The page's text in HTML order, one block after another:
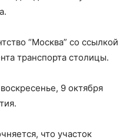
“Москва” со ссылкой
транспорта столицы.
9 октября
что участок